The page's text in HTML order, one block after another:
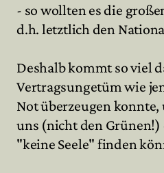
- so wollten es die
d.h. letztlich den
Deshalb kommt so viel
Vertragsungetüm wie
Not überzeugen
uns (nicht den Grünen!)
"keine Seele" finden